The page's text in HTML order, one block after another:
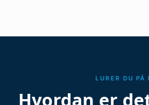
LURER DU PÅ
Hvordan er